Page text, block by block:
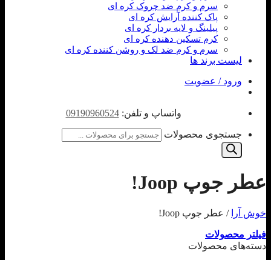
سرم و کرم ضد چروک کره ای
پاک کننده آرایش کره ای
پیلینگ و لایه بردار کره ای
کرم تسکین دهنده کره ای
سرم و کرم ضد لک و روشن کننده کره ای
لیست برند ها
ورود / عضویت
واتساپ و تلفن:09190960524
جستجوی محصولات
عطر جوپ Joop!
خوش آرا / عطر جوپ Joop!
فیلتر محصولات
دسته‌های محصولات